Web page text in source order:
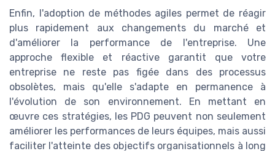
Enfin, l'adoption de méthodes agiles permet de réagir
plus rapidement aux changements du marché et
d'améliorer la performance de l'entreprise. Une
approche flexible et réactive garantit que votre
entreprise ne reste pas figée dans des processus
obsolètes, mais qu'elle s'adapte en permanence à
l'évolution de son environnement. En mettant en
œuvre ces stratégies, les PDG peuvent non seulement
améliorer les performances de leurs équipes, mais aussi
faciliter l'atteinte des objectifs organisationnels à long